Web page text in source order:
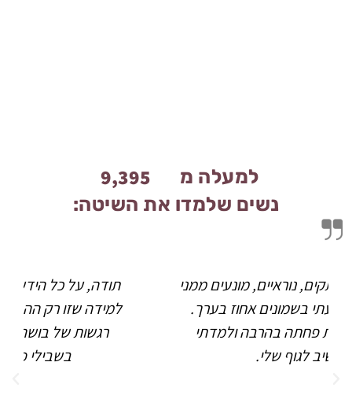
למעלה מ 9,601
נשים שלמדו את השיטה:
תודה, על כל הידע העמוק שפתח לי נתיב של
למידה שזו רק ההתחלה שלו. עזרת לי לשחרר
רגשות של בושה כאב ואשמה. הקורס היה